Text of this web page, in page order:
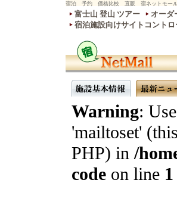
宿泊 予約 価格比較 直販 宿ネットモー
富士山 登山 ツアー
オーダ
宿泊施設向けサイトコントロ
Warning:
'mailtoset'
PHP) in/
code on line 1